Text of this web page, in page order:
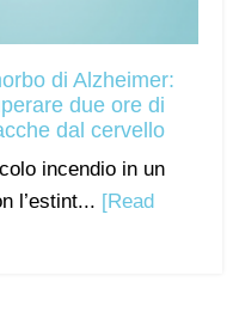
di Alzheimer:
due ore di
dal cervello
incendio in un
l’estint... [Read